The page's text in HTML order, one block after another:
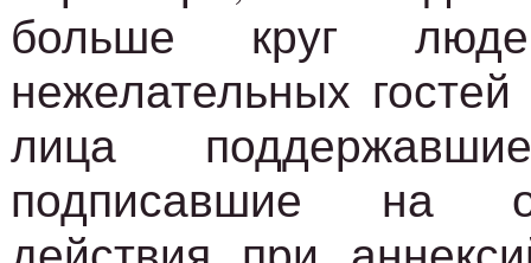
больше круг
нежелательных
лица
подписавшие на